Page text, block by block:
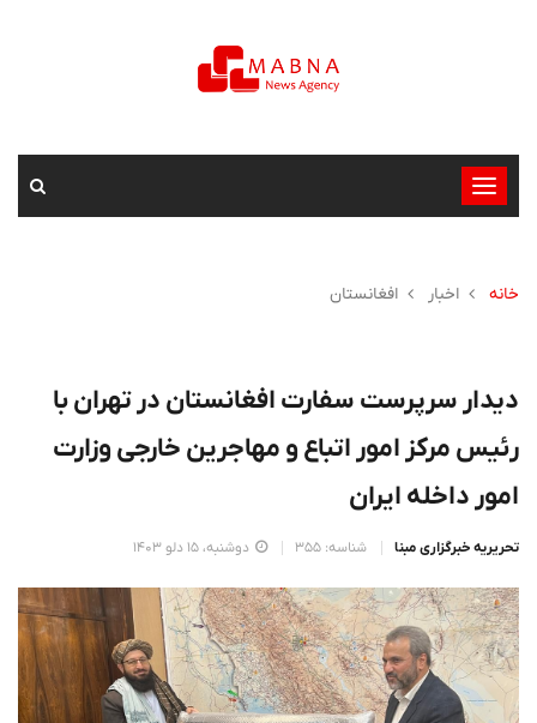
تغییر
وضعیت
خانه
اخبار افغانستان
دیدار سرپرست سفارت افغانستان در تهران با
رئیس مرکز امور اتباع و مهاجرین خارجی وزارت
امور داخله ایران
تحریریه خبرگزاری مبنا شناسه: 355 دوشنبه، 15 دلو 1403